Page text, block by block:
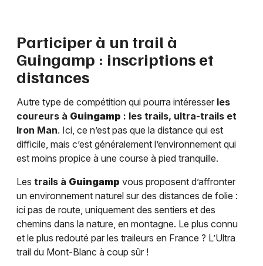
Participer à un trail à
Guingamp : inscriptions et
distances
Autre type de compétition qui pourra intéresser les
coureurs à Guingamp : les trails, ultra-trails et
Iron Man. Ici, ce n’est pas que la distance qui est
difficile, mais c’est généralement l’environnement qui
est moins propice à une course à pied tranquille.
Les trails à Guingamp vous proposent d’affronter
un environnement naturel sur des distances de folie :
ici pas de route, uniquement des sentiers et des
chemins dans la nature, en montagne. Le plus connu
et le plus redouté par les traileurs en France ? L’Ultra
trail du Mont-Blanc à coup sûr !